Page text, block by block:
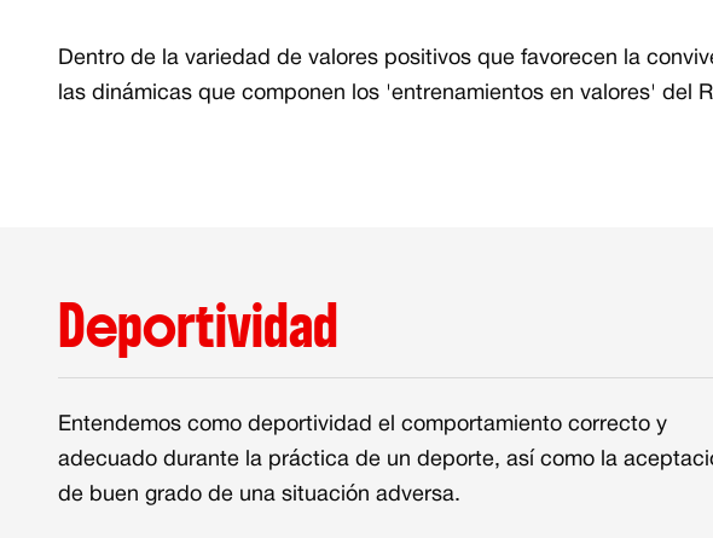
Dentro de la variedad de valores positivos que favorecen la
las dinámicas que componen los 'entrenamientos en valores' del
Valores del tour
Deportividad
Entendemos como deportividad el comportamiento correcto y
adecuado durante la práctica de un deporte, así como la
de buen grado de una situación adversa.